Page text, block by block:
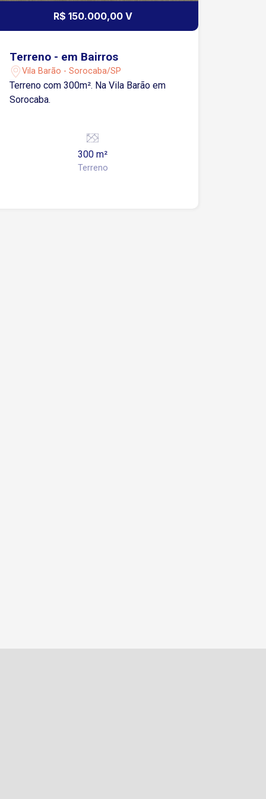
R$ 150.000,00 V
Terreno - em Bairros
Vila Barão - Sorocaba/SP
Terreno com 300m². Na Vila Barão em
Sorocaba.
300 m²
Terreno